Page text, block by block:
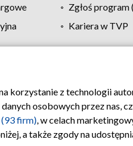
Zgłoś program
Kariera w TVP
prywatności Moje
korzystanie z technologii
osobowych przez nas,
firm), w celach
a także zgody na